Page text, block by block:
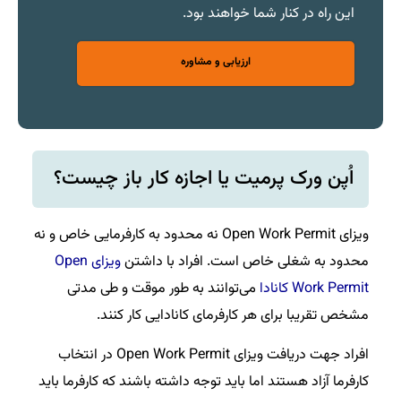
این راه در کنار شما خواهند بود.​
ارزیابی و مشاوره
اُپن ورک پرمیت یا اجازه کار باز چیست؟
ویزای Open Work Permit نه محدود به کارفرمایی خاص و نه
محدود به شغلی خاص است. افراد با داشتن
ویزای Open
Work Permit کانادا
می‌توانند به طور موقت و طی مدتی
مشخص تقریبا برای هر کارفرمای کانادایی کار کنند.
افراد جهت دریافت ویزای Open Work Permit در انتخاب
کارفرما آزاد هستند اما باید توجه داشته باشند که کارفرما باید